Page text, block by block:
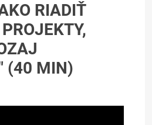
RIADIŤ
(40 MIN)